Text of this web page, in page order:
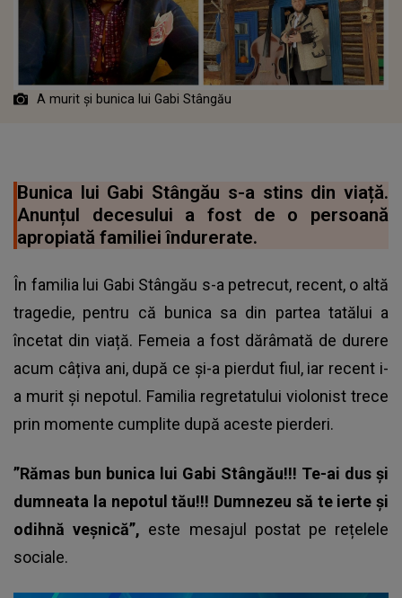
A murit și bunica lui Gabi Stângău
Bunica lui Gabi Stângău s-a stins din viață.
Anunțul decesului a fost de o persoană
apropiată familiei îndurerate.
În familia lui Gabi Stângău s-a petrecut, recent, o altă
tragedie, pentru că bunica sa din partea tatălui a
încetat din viață. Femeia a fost dărâmată de durere
acum câțiva ani, după ce și-a pierdut fiul, iar recent i-
a murit și nepotul. Familia regretatului violonist trece
prin momente cumplite după aceste pierderi.
”Rămas bun bunica lui Gabi Stângău!!! Te-ai dus și
dumneata la nepotul tău!!! Dumnezeu să te ierte și
odihnă veșnică”, este mesajul postat pe rețelele
sociale.